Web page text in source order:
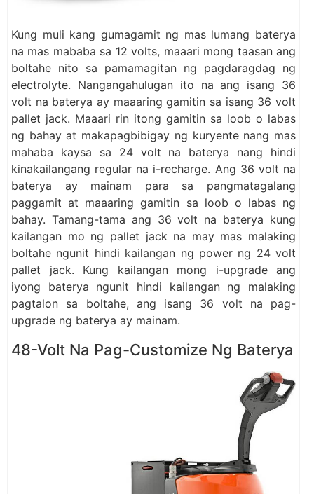
Kung muli kang gumagamit ng mas lumang baterya
na mas mababa sa 12 volts, maaari mong taasan ang
boltahe nito sa pamamagitan ng pagdaragdag ng
electrolyte. Nangangahulugan ito na ang isang 36
volt na baterya ay maaaring gamitin sa isang 36 volt
pallet jack. Maaari rin itong gamitin sa loob o labas
ng bahay at makapagbibigay ng kuryente nang mas
mahaba kaysa sa 24 volt na baterya nang hindi
kinakailangang regular na i-recharge. Ang 36 volt na
baterya ay mainam para sa pangmatagalang
paggamit at maaaring gamitin sa loob o labas ng
bahay. Tamang-tama ang 36 volt na baterya kung
kailangan mo ng pallet jack na may mas malaking
boltahe ngunit hindi kailangan ng power ng 24 volt
pallet jack. Kung kailangan mong i-upgrade ang
iyong baterya ngunit hindi kailangan ng malaking
pagtalon sa boltahe, ang isang 36 volt na pag-
upgrade ng baterya ay mainam.
48-Volt Na Pag-Customize Ng Baterya